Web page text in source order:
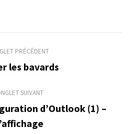
PRÉCÉDENT
Onglet
les bavards
SUIVANT
Onglet
suivant
d’Outlook (1) –